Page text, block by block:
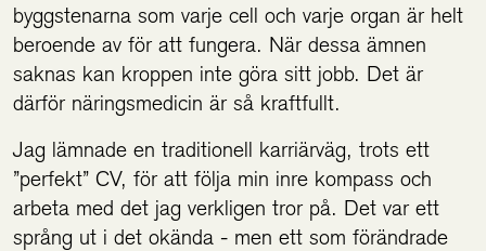
byggstenarna som varje cell och varje organ är helt
beroende av för att fungera. När dessa ämnen
saknas kan kroppen inte göra sitt jobb. Det är
därför näringsmedicin är så kraftfullt.
Jag lämnade en traditionell karriärväg, trots ett
”perfekt” CV, för att följa min inre kompass och
arbeta med det jag verkligen tror på. Det var ett
språng ut i det okända - men ett som förändrade